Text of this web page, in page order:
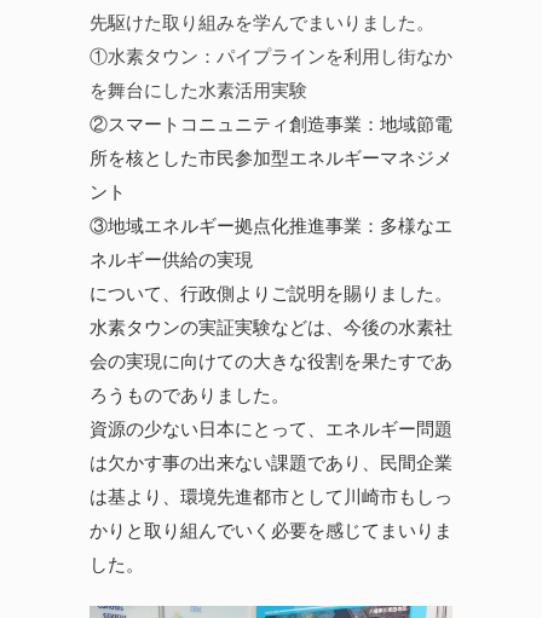
先駆けた取り組みを学んでまいりました。
①水素タウン：パイプラインを利用し街なか
を舞台にした水素活用実験
②スマートコニュニティ創造事業：地域節電
所を核とした市民参加型エネルギーマネジメ
ント
③地域エネルギー拠点化推進事業：多様なエ
ネルギー供給の実現
について、行政側よりご説明を賜りました。
水素タウンの実証実験などは、今後の水素社
会の実現に向けての大きな役割を果たすであ
ろうものでありました。
資源の少ない日本にとって、エネルギー問題
は欠かす事の出来ない課題であり、民間企業
は基より、環境先進都市として川崎市もしっ
かりと取り組んでいく必要を感じてまいりま
した。